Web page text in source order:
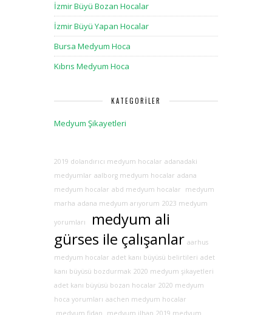
İzmir Büyü Bozan Hocalar
İzmir Büyü Yapan Hocalar
Bursa Medyum Hoca
Kıbrıs Medyum Hoca
KATEGORILER
Medyum Şikayetleri
2019 dolandırıcı medyum hocalar adanadaki
medyumlar aalborg medyum hocalar adana
medyum hocalar abd medyum hocalar
medyum
marha adana medyum arıyorum 2023 medyum
yorumları
medyum ali
gürses ile çalışanlar aarhus
medyum hocalar adet kanı büyüsü belirtileri adet
kanı büyüsü bozdurmak 2020 medyum şikayetleri
adet kanı büyüsü bozan hocalar 2020 medyum
hoca yorumları aachen medyum hocalar
medyum fidan
medyum ilhan 2019 medyum